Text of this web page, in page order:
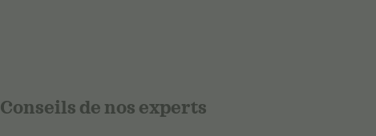
Conseils de nos experts